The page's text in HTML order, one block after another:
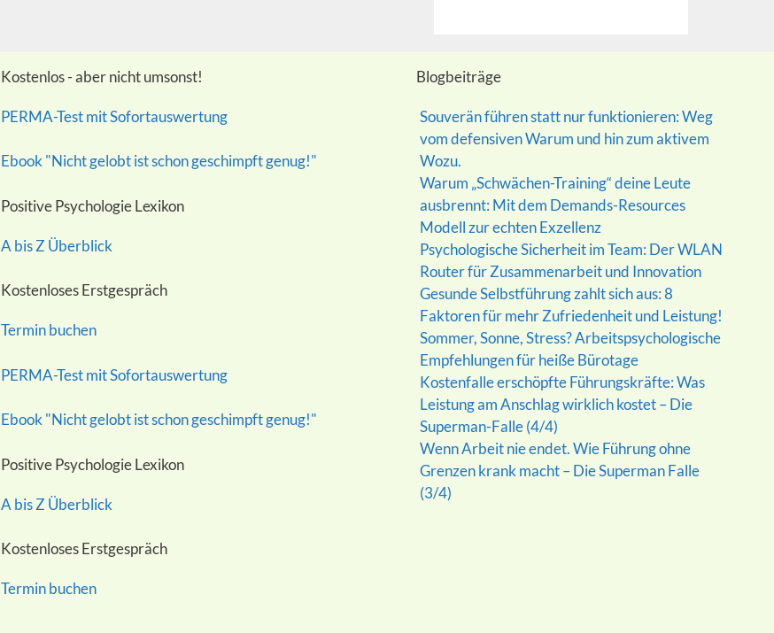
Kostenlos - aber nicht umsonst!
PERMA-Test mit Sofortauswertung
Ebook "Nicht gelobt ist schon geschimpft genug!"
Positive Psychologie Lexikon
A bis Z Überblick
Kostenloses Erstgespräch
Termin buchen
PERMA-Test mit Sofortauswertung
Ebook "Nicht gelobt ist schon geschimpft genug!"
Positive Psychologie Lexikon
A bis Z Überblick
Kostenloses Erstgespräch
Termin buchen
Blogbeiträge
Souverän führen statt nur funktionieren: Weg
vom defensiven Warum und hin zum aktivem
Wozu.
Warum „Schwächen-Training“ deine Leute
ausbrennt: Mit dem Demands-Resources
Modell zur echten Exzellenz
Psychologische Sicherheit im Team: Der WLAN
Router für Zusammenarbeit und Innovation
Gesunde Selbstführung zahlt sich aus: 8
Faktoren für mehr Zufriedenheit und Leistung!
Sommer, Sonne, Stress? Arbeitspsychologische
Empfehlungen für heiße Bürotage
Kostenfalle erschöpfte Führungskräfte: Was
Leistung am Anschlag wirklich kostet – Die
Superman-Falle (4/4)
Wenn Arbeit nie endet. Wie Führung ohne
Grenzen krank macht – Die Superman Falle
(3/4)